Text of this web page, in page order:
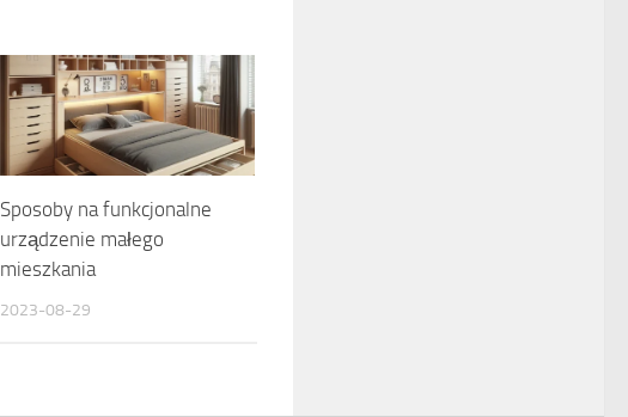
Sposoby na funkcjonalne
urządzenie małego
mieszkania
2023-08-29